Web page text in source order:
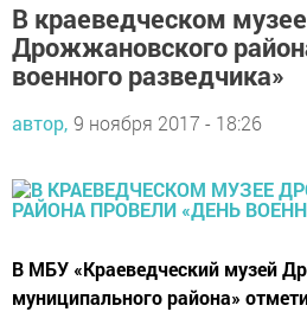
В краеведческом музее
Дрожжановского
военного разведчика»
автор, 9 ноября 2017 - 18:26
В МБУ «Краеведческий музей
муниципального района»